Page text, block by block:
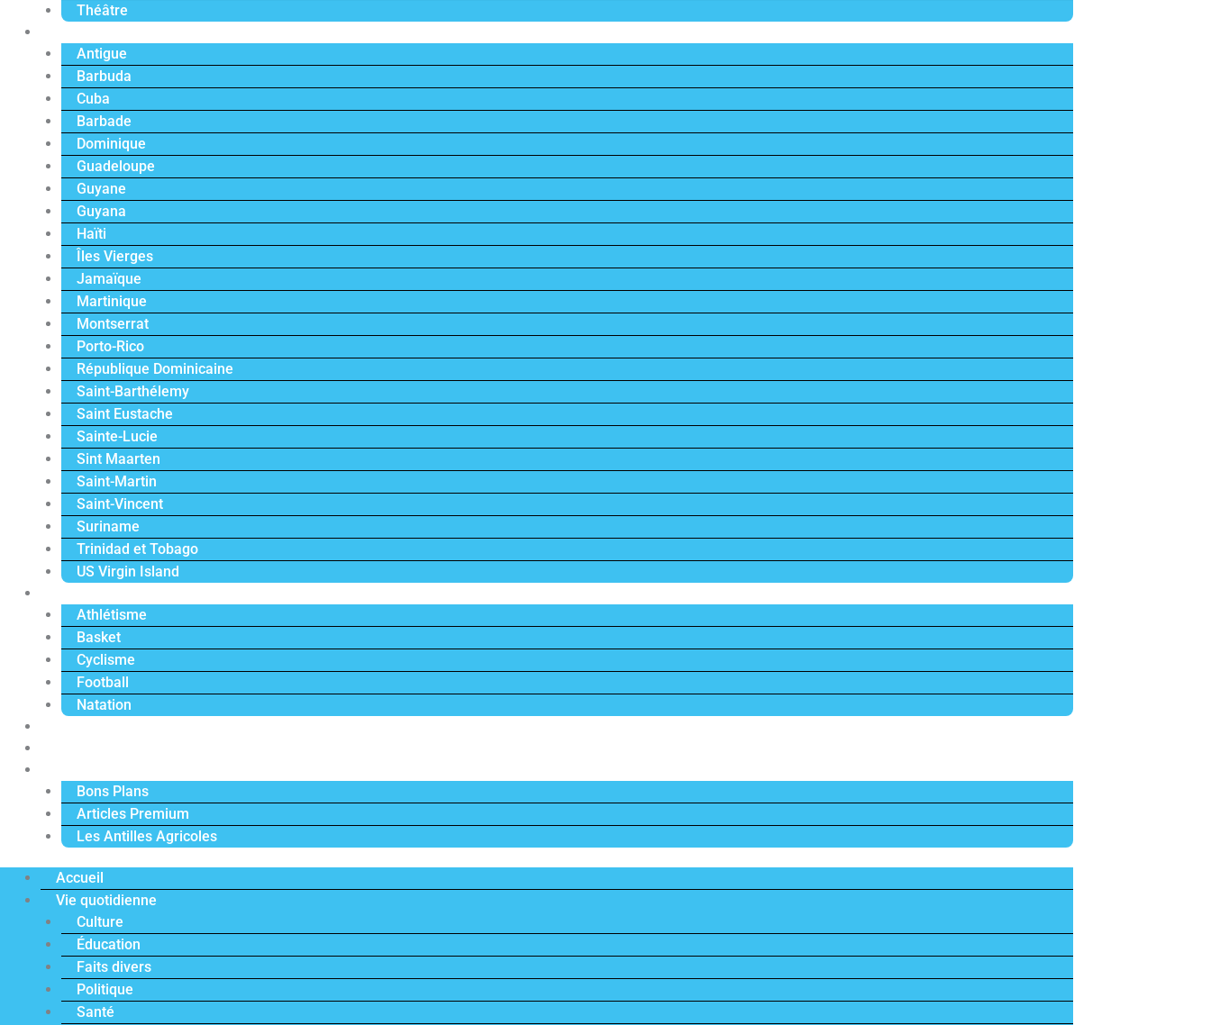
Théâtre
Antigue
Barbuda
Cuba
Barbade
Dominique
Guadeloupe
Guyane
Guyana
Haïti
Îles Vierges
Jamaïque
Martinique
Montserrat
Porto-Rico
République Dominicaine
Saint-Barthélemy
Saint Eustache
Sainte-Lucie
Sint Maarten
Saint-Martin
Saint-Vincent
Suriname
Trinidad et Tobago
US Virgin Island
Athlétisme
Basket
Cyclisme
Football
Natation
Bons Plans
Articles Premium
Les Antilles Agricoles
Accueil
Vie quotidienne
Culture
Éducation
Faits divers
Politique
Santé